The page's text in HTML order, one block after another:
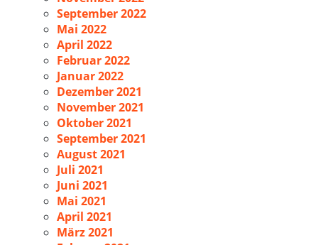
September 2022
Mai 2022
April 2022
Februar 2022
Januar 2022
Dezember 2021
November 2021
Oktober 2021
September 2021
August 2021
Juli 2021
Juni 2021
Mai 2021
April 2021
März 2021